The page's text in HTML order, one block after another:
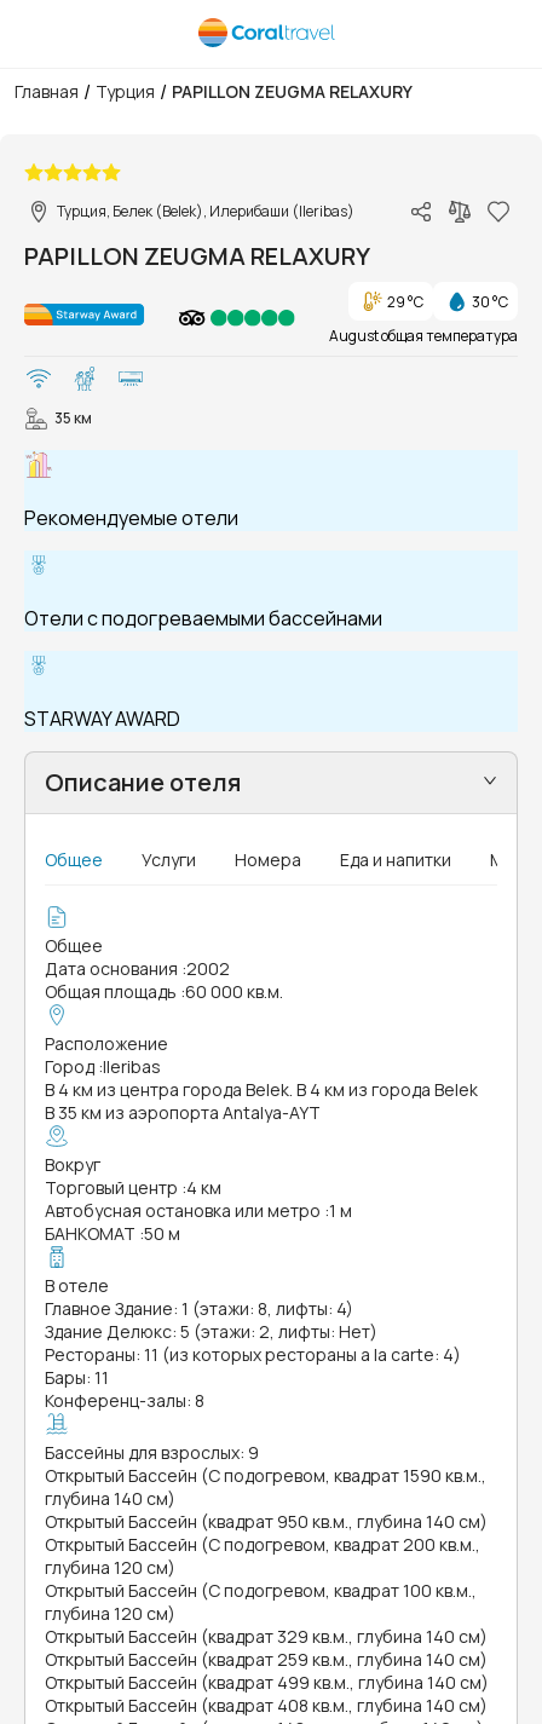
Главная / Турция / PAPILLON ZEUGMA RELAXURY
Турция, Белек (Belek), Илерибаши (Ileribas)
PAPILLON ZEUGMA RELAXURY
29 °C
30 °C
August общая температура
35 км
Рекомендуемые отели
Отели с подогреваемыми бассейнами
STARWAY AWARD
Описание отеля
Общее Услуги Номера Еда и напитки MICE
Общее
Дата основания :2002
Общая площадь :60 000 кв.м.
Расположение
Город :Ileribas
В 4 км из центра города Belek. В 4 км из города Belek
В 35 км из аэропорта Antalya-AYT
Вокруг
Торговый центр :4 км
Автобусная остановка или метро :1 м
БАНКОМАТ :50 м
В отеле
Главное Здание: 1 (этажи: 8, лифты: 4)
Здание Делюкс: 5 (этажи: 2, лифты: Нет)
Рестораны: 11 (из которых рестораны a la carte: 4)
Бары: 11
Конференц-залы: 8
Бассейны для взрослых: 9
Открытый Бассейн (С подогревом, квадрат 1590 кв.м.,
глубина 140 см)
Открытый Бассейн (квадрат 950 кв.м., глубина 140 см)
Открытый Бассейн (С подогревом, квадрат 200 кв.м.,
глубина 120 см)
Открытый Бассейн (С подогревом, квадрат 100 кв.м.,
глубина 120 см)
Открытый Бассейн (квадрат 329 кв.м., глубина 140 см)
Открытый Бассейн (квадрат 259 кв.м., глубина 140 см)
Открытый Бассейн (квадрат 499 кв.м., глубина 140 см)
Открытый Бассейн (квадрат 408 кв.м., глубина 140 см)